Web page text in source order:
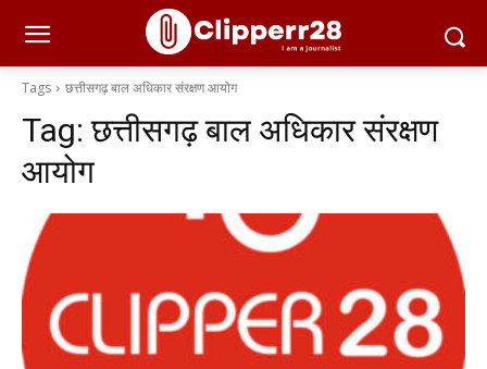
Tags छत्तीसगढ़ बाल अधिकार संरक्षण आयोग
Tag:छत्तीसगढ़ बाल अधिकार संरक्षण
आयोग